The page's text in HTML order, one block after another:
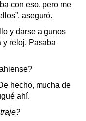
con eso, pero me
aseguró.
y darse algunos
y reloj. Pasaba
hecho, mucha de
ahí.